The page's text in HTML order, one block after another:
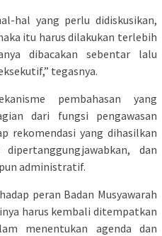
hal yang perlu didiskusikan,
itu harus dilakukan terlebih
dibacakan sebentar lalu
tegasnya.
pembahasan yang
dari fungsi pengawasan
rekomendasi yang dihasilkan
dan
administratif.
peran Badan Musyawarah
harus kembali ditempatkan
menentukan agenda dan